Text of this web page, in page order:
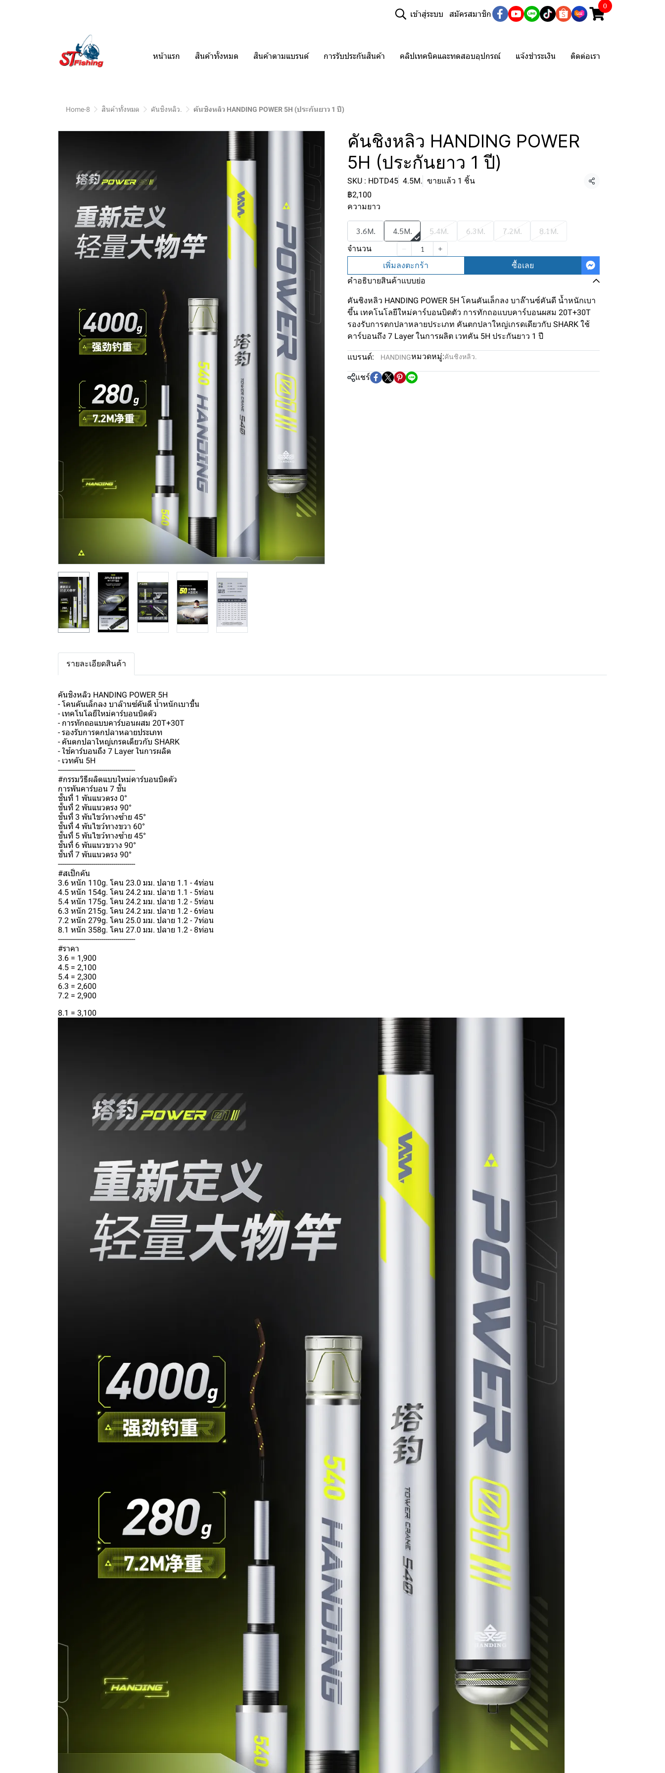
เข้าสู่ระบบ สมัครสมาชิก
0
หน้าแรก สินค้าทั้งหมด สินค้าตามแบรนด์ การรับประกันสินค้า คลิปเทคนิคและทดสอบอุปกรณ์ แจ้งชำระเงิน ติดต่อเรา
Home-8 สินค้าทั้งหมด คันชิงหลิว. คันชิงหลิว HANDING POWER 5H (ประกันยาว 1 ปี)
คันชิงหลิว HANDING POWER
5H (ประกันยาว 1 ปี)
SKU : HDTD45 4.5M. ขายแล้ว 1 ชิ้น แชร์
฿2,100
ความยาว
3.6M. 4.5M. 5.4M. 6.3M. 7.2M. 8.1M.
จำนวน
เพิ่มลงตะกร้า ซื้อเลย
คำอธิบายสินค้าแบบย่อ
คันชิงหลิว HANDING POWER 5H โคนคันเล็กลง บาล๊านซ์คันดี น้ำหนักเบา
ขึ้น เทคโนโลยีใหม่คาร์บอนบิดตัว การทักถอแบบคาร์บอนผสม 20T+30T
รองรับการตกปลาหลายประเภท คันตกปลาใหญ่เกรดเดียวกับ SHARK ใช้
คาร์บอนถึง 7 Layer ในการผลิต เวทคัน 5H ประกันยาว 1 ปี
แบรนด์: HANDINGหมวดหมู่:คันชิงหลิว.
แชร์
รายละเอียดสินค้า
คันชิงหลิว HANDING POWER 5H
- โคนคันเล็กลง บาล๊านซ์คันดี น้ำหนักเบาขึ้น
- เทคโนโลยีใหม่คาร์บอนบิดตัว
- การทักถอแบบคาร์บอนผสม 20T+30T
- รองรับการตกปลาหลายประเภท
- คันตกปลาใหญ่เกรดเดียวกับ SHARK
- ใช้คาร์บอนถึง 7 Layer ในการผลิต
- เวทคัน 5H
---------------------------------------
#กรรมวิธีผลิตแบบใหม่คาร์บอนบิดตัว
การพันคาร์บอน 7 ชั้น
ชั้นที่ 1 พันแนวตรง 0°
ชั้นที่ 2 พันแนวตรง 90°
ชั้นที่ 3 พันไขว้ทางซ้าย 45°
ชั้นที่ 4 พันไขว้ทางขวา 60°
ชั้นที่ 5 พันไขว้ทางซ้าย 45°
ชั้นที่ 6 พันแนวขวาง 90°
ชั้นที่ 7 พันแนวตรง 90°
---------------------------------------
#สเป็กคัน
3.6 หนัก 110g. โคน 23.0 มม. ปลาย 1.1 - 4ท่อน
4.5 หนัก 154g. โคน 24.2 มม. ปลาย 1.1 - 5ท่อน
5.4 หนัก 175g. โคน 24.2 มม. ปลาย 1.2 - 5ท่อน
6.3 หนัก 215g. โคน 24.2 มม. ปลาย 1.2 - 6ท่อน
7.2 หนัก 279g. โคน 25.0 มม. ปลาย 1.2 - 7ท่อน
8.1 หนัก 358g. โคน 27.0 มม. ปลาย 1.2 - 8ท่อน
---------------------------------------
#ราคา
3.6 = 1,900
4.5 = 2,100
5.4 = 2,300
6.3 = 2,600
7.2 = 2,900
8.1 = 3,100